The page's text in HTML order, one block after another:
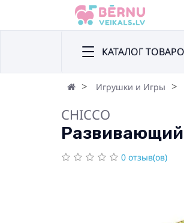
КАТАЛОГ
Игрушки и Игры
CHICCO
Развивающий
0 отзыв(ов)